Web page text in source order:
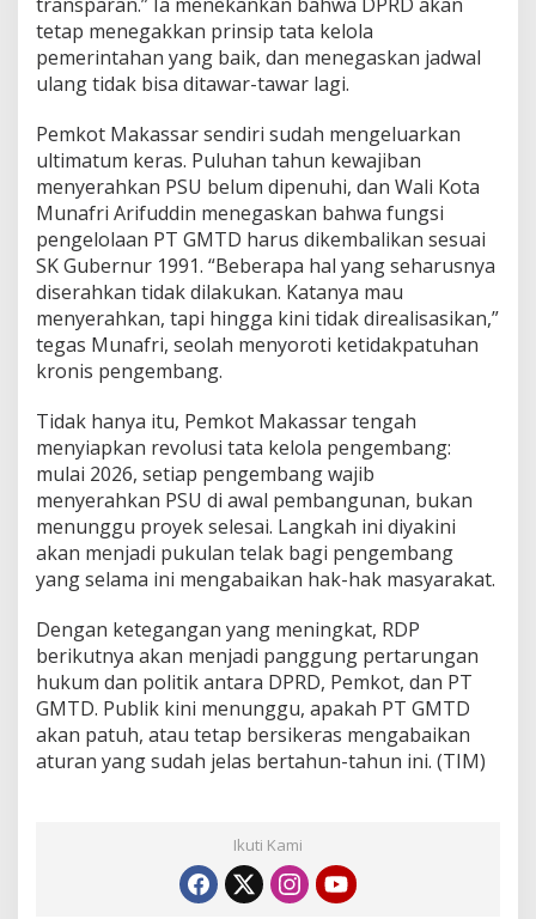
n
c
a
n
T
a
r
i
k
K
e
m
b
a
l
K
a
w
a
s
a
n
T
j
u
n
g
u
n
tetap menegakkan prinsip tata kelola
pemerintahan yang baik, dan menegaskan jadwal
ulang tidak bisa ditawar-tawar lagi.
Pemkot Makassar sendiri sudah mengeluarkan
ultimatum keras. Puluhan tahun kewajiban
menyerahkan PSU belum dipenuhi, dan Wali Kota
Munafri Arifuddin menegaskan bahwa fungsi
pengelolaan PT GMTD harus dikembalikan sesuai
SK Gubernur 1991. “Beberapa hal yang seharusnya
diserahkan tidak dilakukan. Katanya mau
menyerahkan, tapi hingga kini tidak direalisasikan,”
tegas Munafri, seolah menyoroti ketidakpatuhan
kronis pengembang.
Tidak hanya itu, Pemkot Makassar tengah
menyiapkan revolusi tata kelola pengembang:
mulai 2026, setiap pengembang wajib
menyerahkan PSU di awal pembangunan, bukan
menunggu proyek selesai. Langkah ini diyakini
akan menjadi pukulan telak bagi pengembang
yang selama ini mengabaikan hak-hak masyarakat.
Dengan ketegangan yang meningkat, RDP
berikutnya akan menjadi panggung pertarungan
hukum dan politik antara DPRD, Pemkot, dan PT
GMTD. Publik kini menunggu, apakah PT GMTD
akan patuh, atau tetap bersikeras mengabaikan
aturan yang sudah jelas bertahun-tahun ini. (TIM)
Ikuti Kami